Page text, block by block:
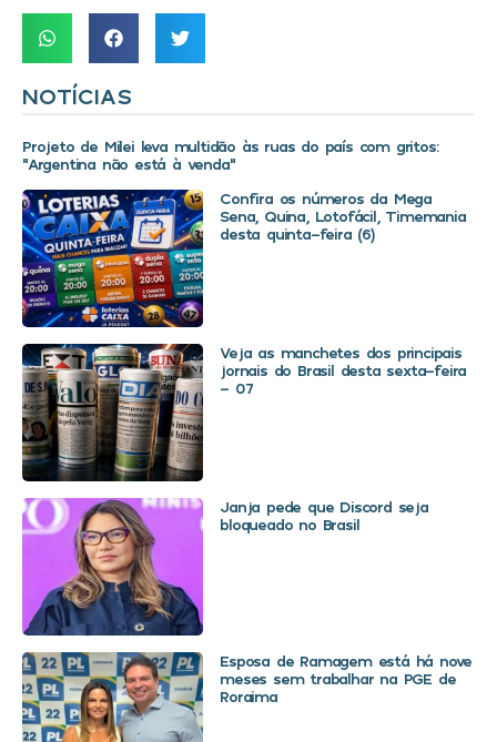
NOTÍCIAS
Projeto de Milei leva multidão às ruas do país com gritos:
“Argentina não está à venda”
Confira os números da Mega
Sena, Quina, Lotofácil, Timemania
desta quinta-feira (6)
Veja as manchetes dos principais
jornais do Brasil desta sexta-feira
– 07
Janja pede que Discord seja
bloqueado no Brasil
Esposa de Ramagem está há nove
meses sem trabalhar na PGE de
Roraima